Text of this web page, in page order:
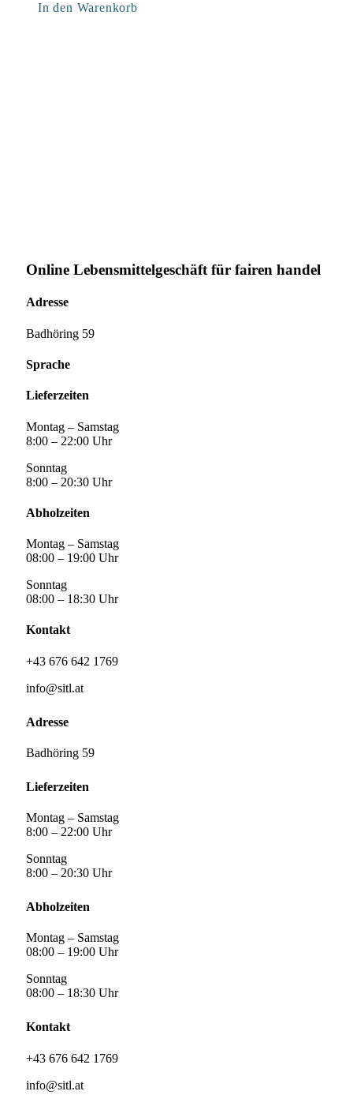
In den Warenkorb
Online Lebensmittelgeschäft für fairen handel
Adresse
Badhöring 59
Sprache
Lieferzeiten
Montag – Samstag
8:00 – 22:00 Uhr
Sonntag
8:00 – 20:30 Uhr
Abholzeiten
Montag – Samstag
08:00 – 19:00 Uhr
Sonntag
08:00 – 18:30 Uhr
Kontakt
+43 676 642 1769
info@sitl.at
Adresse
Badhöring 59
Lieferzeiten
Montag – Samstag
8:00 – 22:00 Uhr
Sonntag
8:00 – 20:30 Uhr
Abholzeiten
Montag – Samstag
08:00 – 19:00 Uhr
Sonntag
08:00 – 18:30 Uhr
Kontakt
+43 676 642 1769
info@sitl.at